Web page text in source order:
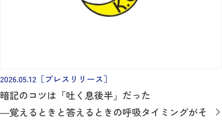
2026.05.12 ［プレスリリース］
暗記のコツは「吐く息後半」だった
―覚えるときと答えるときの呼吸タイミングがそ